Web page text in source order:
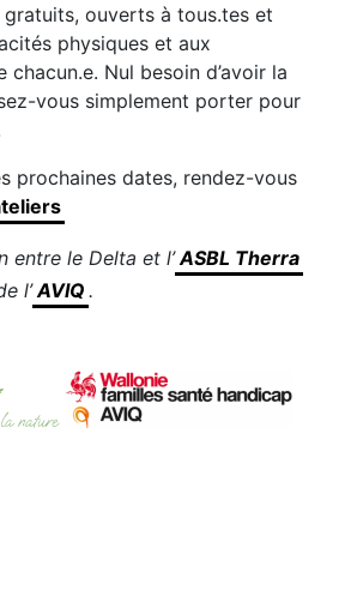
ouverts à tous.tes et
physiques et aux
chacun.e. Nul besoin d’avoir la
vous simplement porter pour
prochaines dates, rendez-vous
entre le Delta et l’ASBL Therra
l’AVIQ .